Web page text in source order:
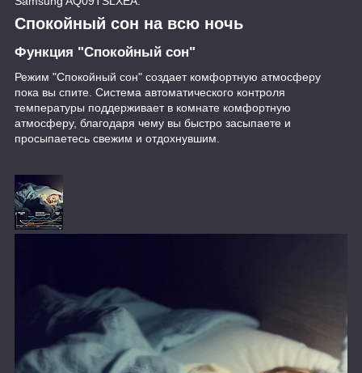
Спокойный сон на всю ночь
Функция "Спокойный сон"
Режим "Спокойный сон" создает комфортную атмосферу
пока вы спите. Система автоматического контроля
температуры поддерживает в комнате комфортную
атмосферу, благодаря чему вы быстро засыпаете и
просыпаетесь свежим и отдохнувшим.